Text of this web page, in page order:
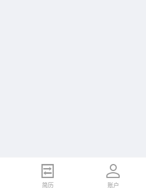
简历 账户